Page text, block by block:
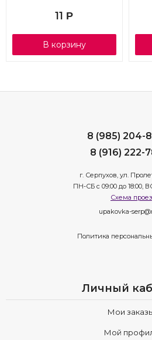
11 Р
В корзину
8 (985) 204-
8 (916) 222-
г. Серпухов, ул.
ПН-СБ с 09:00 до
Схема
upakovka-
Политика
Личный
Мои
Мой